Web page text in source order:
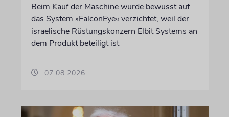
Beim Kauf der Maschine wurde bewusst auf
das System »FalconEye« verzichtet, weil der
israelische Rüstungskonzern Elbit Systems an
dem Produkt beteiligt ist
07.08.2026